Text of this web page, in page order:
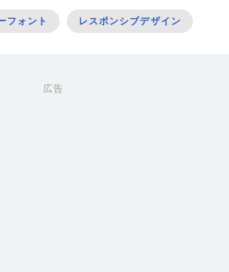
フォント レスポンシブデザイン
広告